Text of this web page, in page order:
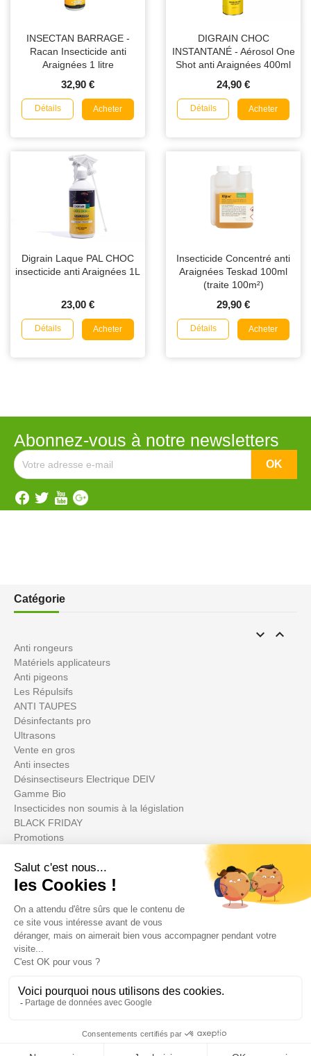
INSECTAN BARRAGE -
Racan Insecticide anti
Araignées 1 litre
32,90 €
Détails Acheter
DIGRAIN CHOC
INSTANTANÉ - Aérosol One
Shot anti Araignées 400ml
24,90 €
Détails Acheter
Digrain Laque PAL CHOC
insecticide anti Araignées 1L
23,00 €
Détails Acheter
Insecticide Concentré anti
Araignées Teskad 100ml
(traite 100m²)
29,90 €
Détails Acheter
Abonnez-vous à notre newsletters
Catégorie
 
Anti rongeurs
Matériels applicateurs
Anti pigeons
Les Répulsifs
ANTI TAUPES
Désinfectants pro
Ultrasons
Vente en gros
Anti insectes
Désinsectiseurs Electrique DEIV
Gamme Bio
Insecticides non soumis à la législation
BLACK FRIDAY
Promotions
Votre compte
Informations